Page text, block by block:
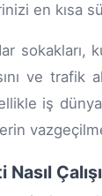
en kısa
ve trafik
iş